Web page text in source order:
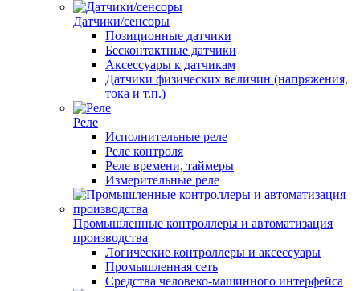
Датчики/сенсоры
Позиционные датчики
Бесконтактные датчики
Аксессуары к датчикам
Датчики физических величин (напряжения,
тока и т.п.)
Реле
Исполнительные реле
Реле контроля
Реле времени, таймеры
Измерительные реле
Промышленные контроллеры и автоматизация
производства
Логические контроллеры и аксессуары
Промышленная сеть
Средства человеко-машинного интерфейса